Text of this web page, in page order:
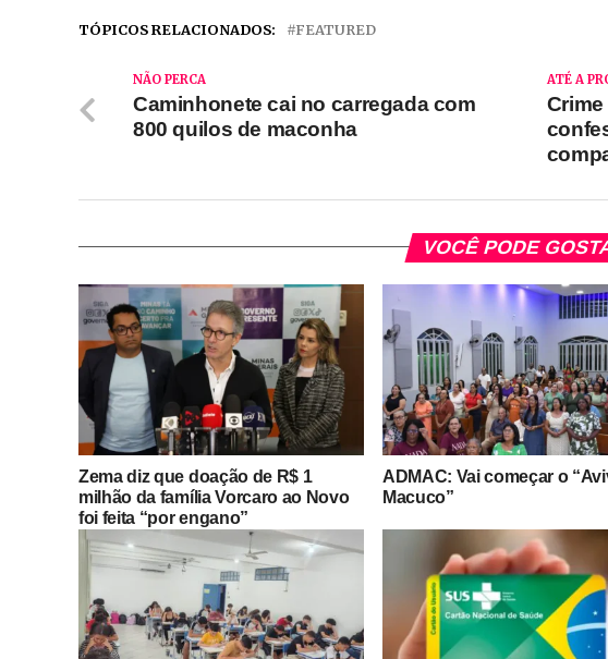
TÓPICOS RELACIONADOS: FEATURED
ATÉ A
NÃO PERCA
Caminhonete cai no carregada com
800 quilos de maconha
VOCÊ PODE
Zema diz que doação de R$ 1
milhão da família Vorcaro ao Novo
foi feita “por engano”
ADMAC: Vai começar o
Macuco”